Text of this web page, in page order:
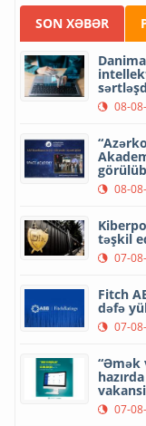
SON XƏBƏR
08-
görülüb
08-
təşkil
07-
Fitch
dəfə
07-
“Əmək
07-